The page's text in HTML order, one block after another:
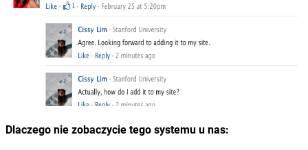
Dlaczego nie zobaczycie tego systemu u nas: